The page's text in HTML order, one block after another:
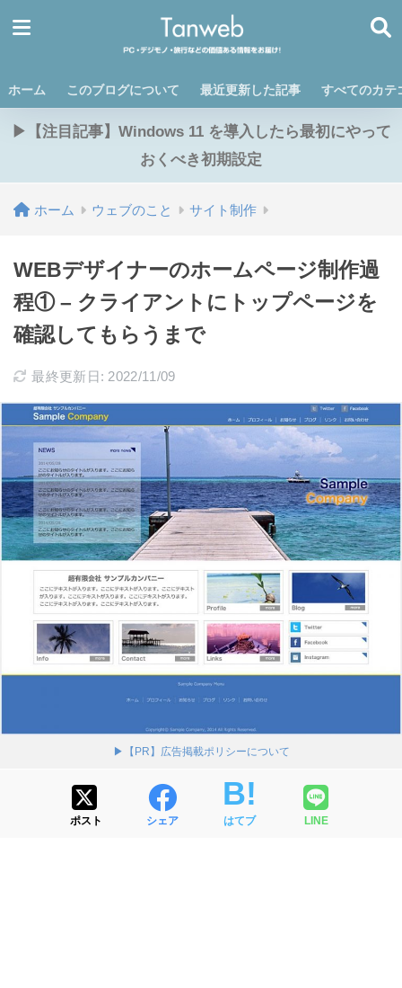
ホーム このブログについて 最近更新した記事 すべてのカテ
▶【注目記事】Windows 11 を導入したら最初にやって
おくべき初期設定
ホーム ウェブのこと サイト制作
WEBデザイナーのホームページ制作過
程① – クライアントにトップページを
確認してもらうまで
最終更新日: 2022/11/09
▶【PR】広告掲載ポリシーについて
ポスト シェア はてブ LINE